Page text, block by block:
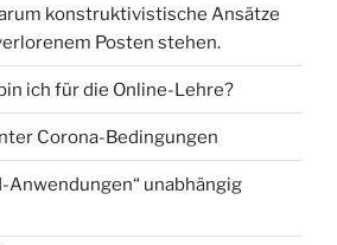
konstruktivistische Ansätze
Posten stehen.
ich für die Online-Lehre?
Corona-Bedingungen
Anwendungen“ unabhängig